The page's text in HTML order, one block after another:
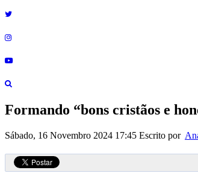
Formando “bons cristãos e
Sábado, 16 Novembro 2024 17:45 Escrito por